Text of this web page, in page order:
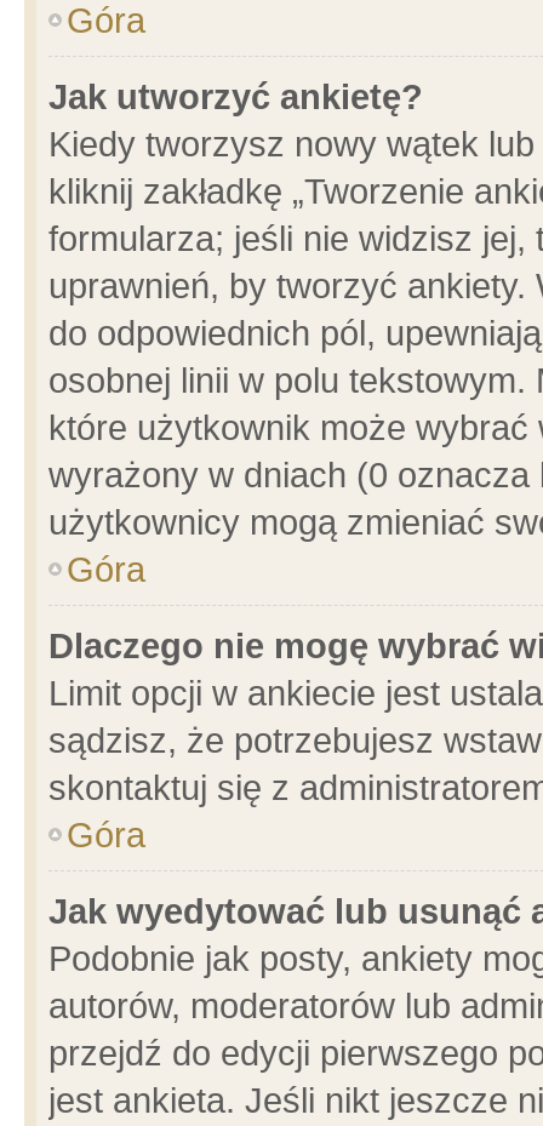
Góra
Jak utworzyć ankietę?
Kiedy tworzysz nowy wątek
kliknij zakładkę „Tworzenie
formularza; jeśli nie widzisz
uprawnień, by tworzyć ankiety.
do odpowiednich pól,
osobnej linii w polu
które użytkownik może
wyrażony w dniach (0
użytkownicy mogą zmieniać
Góra
Dlaczego nie mogę wybrać
Limit opcji w ankiecie jest
sądzisz, że potrzebujesz
skontaktuj się z
Góra
Jak wyedytować lub usunąć
Podobnie jak posty, ankiety
autorów, moderatorów lub
przejdź do edycji pierwszego
jest ankieta. Jeśli nikt jeszcze